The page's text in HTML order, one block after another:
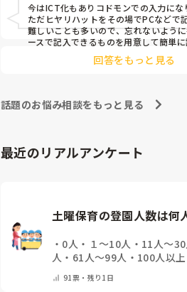
今はICT化もありコドモンでの入力にな
ただヒヤリハットをその場でPCなどで
難しいことも多いので、忘れないよう
ースで記入できるものを用意して簡単
コドモンで入力するようになりました。
回答をもっと見る
話題のお悩み相談をもっと見る
最近のリアルアンケート
土曜保育の登園人数は何
・ 0人 ・ １～10人 ・ 11人～30
人 ・ 61人～99人 ・ 100人以上
下さい)
91 票・ 残り1日